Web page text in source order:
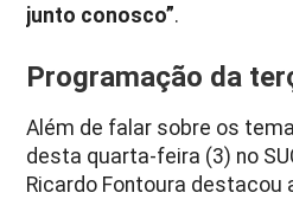
junto conosco”.
Programação da
Além de falar sobre os
desta quarta-feira (3) no
Ricardo Fontoura destacou